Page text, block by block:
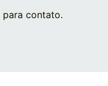
contato.